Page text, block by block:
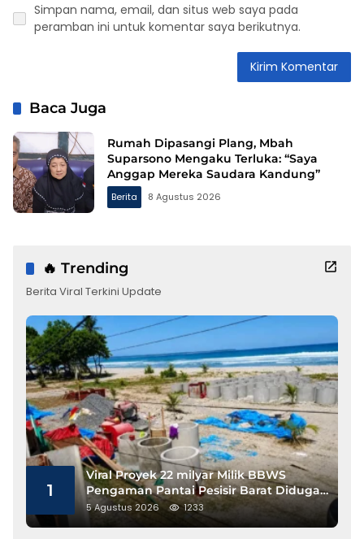
Simpan nama, email, dan situs web saya pada
peramban ini untuk komentar saya berikutnya.
Baca Juga
Rumah Dipasangi Plang, Mbah
Suparsono Mengaku Terluka: “Saya
Anggap Mereka Saudara Kandung”
Berita 8 Agustus 2026
🔥 Trending
Berita Viral Terkini Update
1
Viral Proyek 22 milyar Milik BBWS
Pengaman Pantai Pesisir Barat Diduga
Gunakan Besi Banci
5 Agustus 2026 1233